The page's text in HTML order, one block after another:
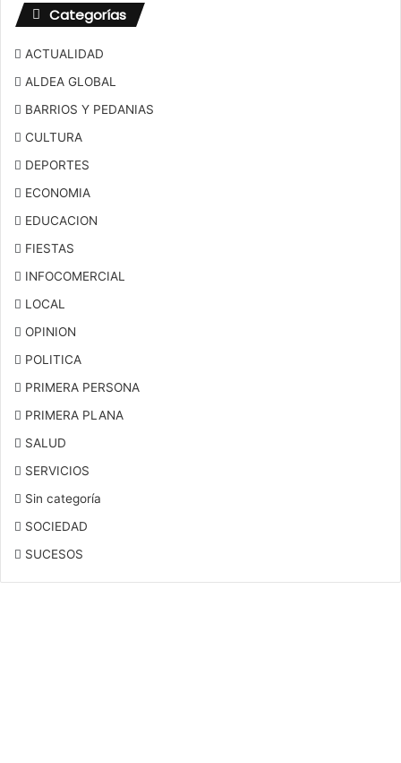
Categorías
ACTUALIDAD
ALDEA GLOBAL
BARRIOS Y PEDANIAS
CULTURA
DEPORTES
ECONOMIA
EDUCACION
FIESTAS
INFOCOMERCIAL
LOCAL
OPINION
POLITICA
PRIMERA PERSONA
PRIMERA PLANA
SALUD
SERVICIOS
Sin categoría
SOCIEDAD
SUCESOS